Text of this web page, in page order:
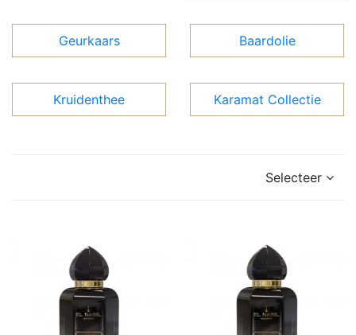
Geurkaars Baardolie
Kruidenthee Karamat Collectie
Selecteer